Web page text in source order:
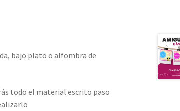
bajo plato o alfombra de
todo el material escrito paso